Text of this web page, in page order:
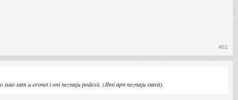
#61
sam u eronet i oni neznaju podesit. (Jbni apn neznaju stavit).